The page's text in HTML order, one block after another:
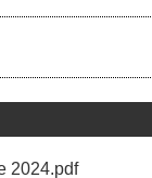
2024.pdf